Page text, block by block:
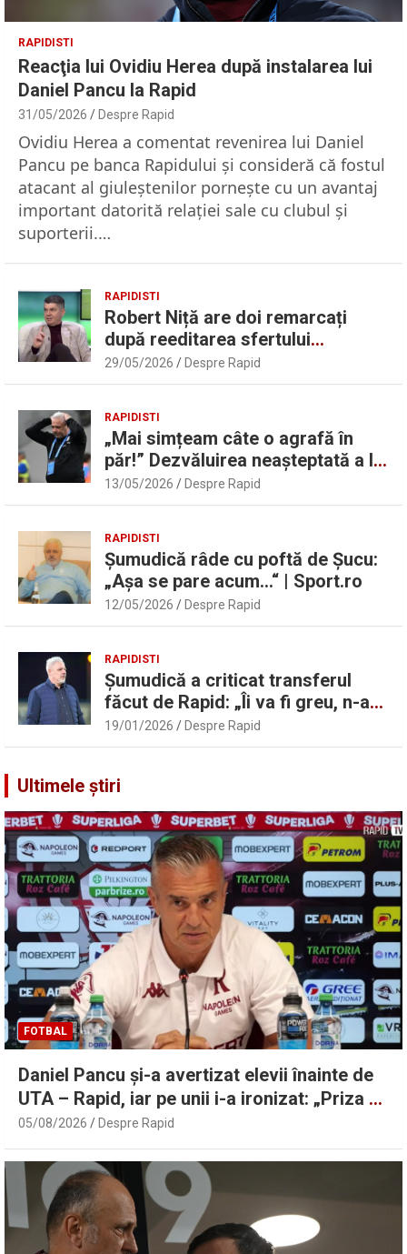
RAPIDISTI
Reacţia lui Ovidiu Herea după instalarea lui
Daniel Pancu la Rapid
31/05/2026 Despre Rapid
Ovidiu Herea a comentat revenirea lui Daniel
Pancu pe banca Rapidului şi consideră că fostul
atacant al giuleştenilor porneşte cu un avantaj
important datorită relaţiei sale cu clubul şi
suporterii.…
RAPIDISTI
Robert Niță are doi remarcați
după reeditarea sfertului
UEFAntastic: „Lideri în teren” |
Sport.ro
29/05/2026 Despre Rapid
RAPIDISTI
„Mai simțeam câte o agrafă în
păr!” Dezvăluirea neașteptată a lui
Marius Șumudică despre Daniel
Pancu
13/05/2026 Despre Rapid
RAPIDISTI
Șumudică râde cu poftă de Șucu:
„Așa se pare acum…“ | Sport.ro
12/05/2026 Despre Rapid
RAPIDISTI
Șumudică a criticat transferul
făcut de Rapid: „Îi va fi greu, n-am
înțeles”
19/01/2026 Despre Rapid
Ultimele știri
FOTBAL
Daniel Pancu și-a avertizat elevii înainte de
UTA – Rapid, iar pe unii i-a ironizat: „Priza nu
a avut curent” | Sport.ro
05/08/2026 Despre Rapid